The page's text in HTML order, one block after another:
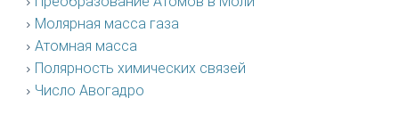
Молярная масса газа
Атомная масса
Полярность химических связей
Число Авогадро